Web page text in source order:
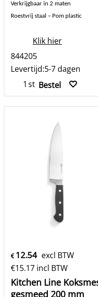
Verkrijgbaar in 2 maten
Roestvrij staal – Pom plastic
Klik hier
844205
Levertijd:5-7 dagen
st Bestel
€ 12.54 excl BTW
€15.17 incl BTW
Kitchen Line
gesmeed 200 mm